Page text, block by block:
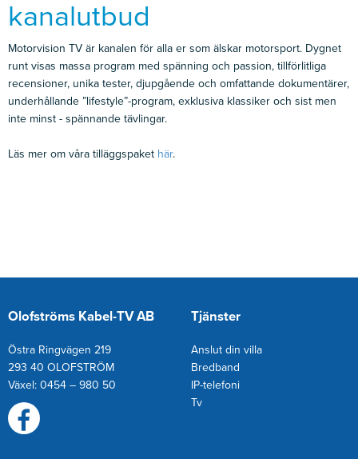
kanalutbud
Motorvision TV är kanalen för alla er som älskar motorsport. Dygnet
runt visas massa program med spänning och passion, tillförlitliga
recensioner, unika tester, djupgående och omfattande dokumentärer,
underhållande ”lifestyle”-program, exklusiva klassiker och sist men
inte minst - spännande tävlingar.
Läs mer om våra tilläggspaket här.
Olofströms Kabel-TV AB
Östra Ringvägen 219
293 40 OLOFSTRÖM
Växel: 0454 – 980 50
Tjänster
Anslut din villa
Bredband
IP-telefoni
Tv